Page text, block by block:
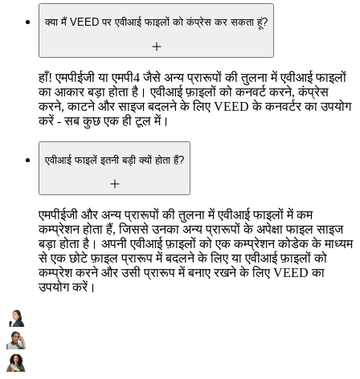
क्या मैं VEED पर एवीआई फाइलों को कंप्रेस कर सकता हूं?
हाँ! एमपीईजी या एमपी4 जैसे अन्य प्रारूपों की तुलना में एवीआई फाइलों
का आकार बड़ा होता है। एवीआई फ़ाइलों को कनवर्ट करने, कंप्रेस
करने, काटने और साइज बदलने के लिए VEED के कनवर्टर का उपयोग
करें - सब कुछ एक ही टूल में।
एवीआई फाइलें इतनी बड़ी क्यों होता हैं?
एमपीईजी और अन्य प्रारूपों की तुलना में एवीआई फाइलों में कम
कम्प्रेशन होता हैं, जिससे उनका अन्य प्रारूपों के अपेक्षा फाइल साइज
बड़ा होता है। अपनी एवीआई फ़ाइलों को एक कम्प्रेशन कोडेक के माध्यम
से एक छोटे फ़ाइल प्रारूप में बदलने के लिए या एवीआई फ़ाइलों को
कम्प्रेश करने और उसी प्रारूप में बनाए रखने के लिए VEED का
उपयोग करें।